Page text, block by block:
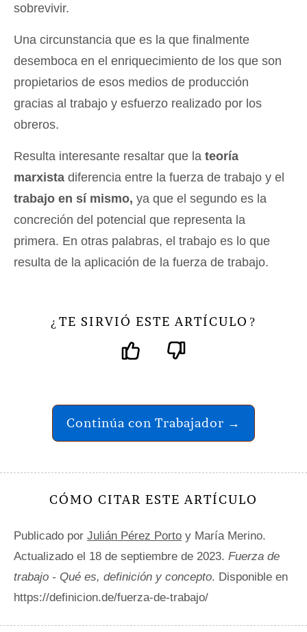
sobrevivir.
Una circunstancia que es la que finalmente
desemboca en el enriquecimiento de los que son
propietarios de esos medios de producción
gracias al trabajo y esfuerzo realizado por los
obreros.
Resulta interesante resaltar que la teoría
marxista diferencia entre la fuerza de trabajo y el
trabajo en sí mismo, ya que el segundo es la
concreción del potencial que representa la
primera. En otras palabras, el trabajo es lo que
resulta de la aplicación de la fuerza de trabajo.
¿ TE SIRVIÓ ESTE ARTÍCULO ?
Continúa con Trabajador →
CÓMO CITAR ESTE ARTÍCULO
Publicado por Julián Pérez Porto y María Merino.
Actualizado el 18 de septiembre de 2023. Fuerza de
trabajo - Qué es, definición y concepto. Disponible en
https://definicion.de/fuerza-de-trabajo/